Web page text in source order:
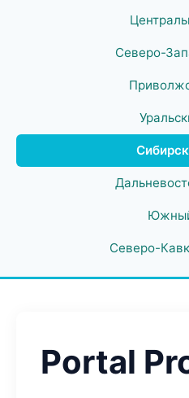
Северо-
Северо-
Portal